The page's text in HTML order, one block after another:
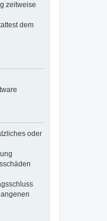
zeitweise
dem
oder